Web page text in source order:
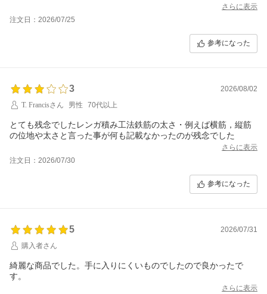
さらに表示
注文日：2026/07/25
参考になった
3
2026/08/02
T. Francisさん
男性 70代以上
とても残念でしたレンガ積み工法鉄筋の太さ・例えば横筋，縦筋
の位地や太さと言った事が何も記載なかったのが残念でした
さらに表示
注文日：2026/07/30
参考になった
5
2026/07/31
購入者さん
綺麗な商品でした。手に入りにくいものでしたので良かったで
す。
さらに表示